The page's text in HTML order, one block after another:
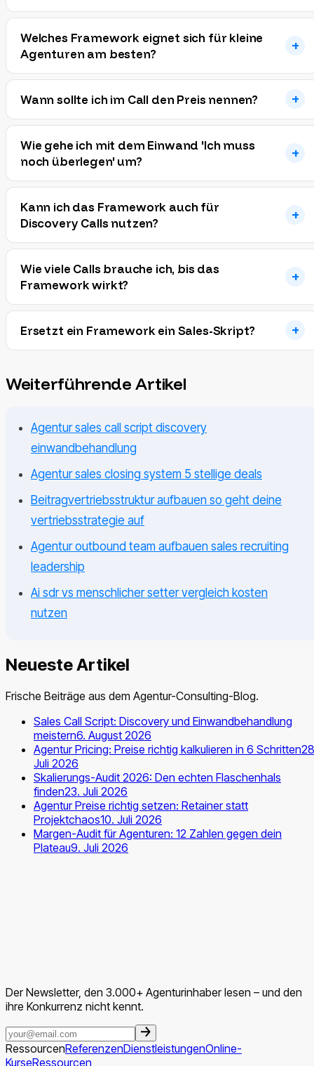
Welches Framework eignet sich für kleine
Agenturen am besten?
Wann sollte ich im Call den Preis nennen?
Wie gehe ich mit dem Einwand 'Ich muss
noch überlegen' um?
Kann ich das Framework auch für
Discovery Calls nutzen?
Wie viele Calls brauche ich, bis das
Framework wirkt?
Ersetzt ein Framework ein Sales-Skript?
Weiterführende Artikel
Agentur sales call script discovery
einwandbehandlung
Agentur sales closing system 5 stellige deals
Beitragvertriebsstruktur aufbauen so geht deine
vertriebsstrategie auf
Agentur outbound team aufbauen sales recruiting
leadership
Ai sdr vs menschlicher setter vergleich kosten
nutzen
Neueste Artikel
Frische Beiträge aus dem Agentur-Consulting-Blog.
Sales Call Script: Discovery und Einwandbehandlung
meistern6. August 2026
Agentur Pricing: Preise richtig kalkulieren in 6 Schritten
Juli 2026
Skalierungs-Audit 2026: Den echten Flaschenhals
finden23. Juli 2026
Agentur Preise richtig setzen: Retainer statt
Projektchaos10. Juli 2026
Margen-Audit für Agenturen: 12 Zahlen gegen dein
Plateau9. Juli 2026
Der Newsletter, den 3.000+ Agenturinhaber lesen – und den
ihre Konkurrenz nicht kennt.
RessourcenReferenzenDienstleistungenOnline-
KurseRessourcen